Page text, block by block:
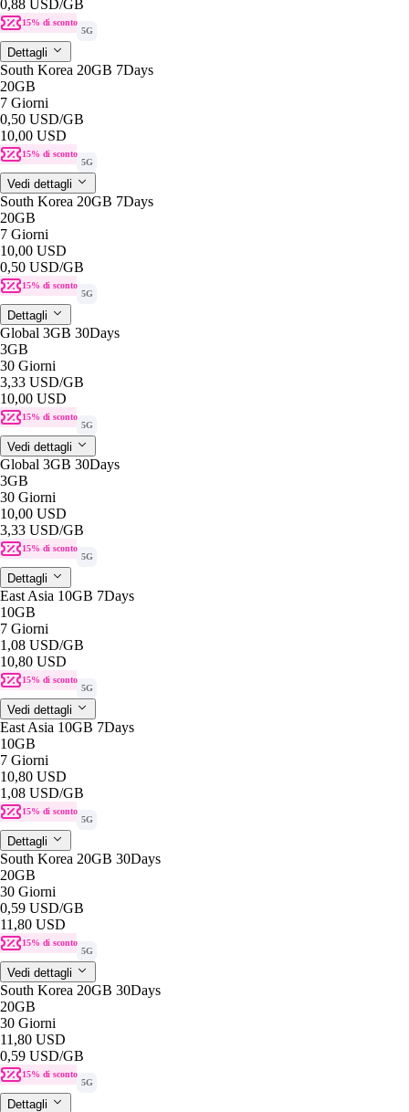
0,88 USD/GB
15% di sconto
5G
Dettagli
South Korea 20GB 7Days
20GB
7 Giorni
0,50 USD/GB
10,00 USD
15% di sconto
5G
Vedi dettagli
South Korea 20GB 7Days
20GB
7 Giorni
10,00 USD
0,50 USD/GB
15% di sconto
5G
Dettagli
Global 3GB 30Days
3GB
30 Giorni
3,33 USD/GB
10,00 USD
15% di sconto
5G
Vedi dettagli
Global 3GB 30Days
3GB
30 Giorni
10,00 USD
3,33 USD/GB
15% di sconto
5G
Dettagli
East Asia 10GB 7Days
10GB
7 Giorni
1,08 USD/GB
10,80 USD
15% di sconto
5G
Vedi dettagli
East Asia 10GB 7Days
10GB
7 Giorni
10,80 USD
1,08 USD/GB
15% di sconto
5G
Dettagli
South Korea 20GB 30Days
20GB
30 Giorni
0,59 USD/GB
11,80 USD
15% di sconto
5G
Vedi dettagli
South Korea 20GB 30Days
20GB
30 Giorni
11,80 USD
0,59 USD/GB
15% di sconto
5G
Dettagli